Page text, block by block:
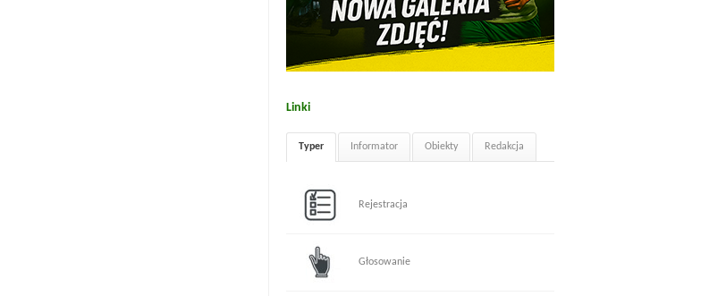
Linki
Typer Informator Obiekty Redakcja
Rejestracja
Głosowanie